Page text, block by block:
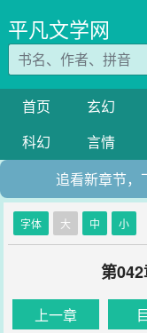
平凡文学网
首页 玄幻
科幻
言情
追看新章节，
字体 大 中 小
第042
上一章